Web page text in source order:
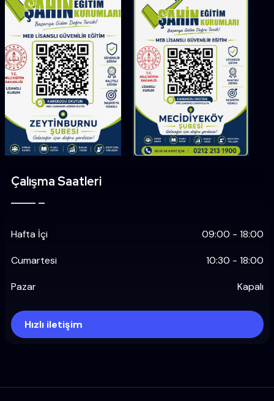
Çalışma Saatleri
Hafta İçi 09:00 - 18:00
Cumartesi 10:30 - 18:00
Pazar Kapalı
Hızlı iletişim